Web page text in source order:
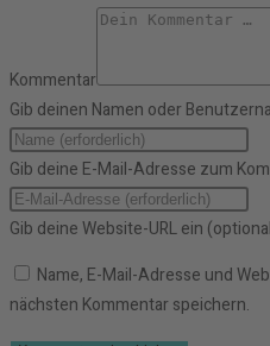
Kommentar
Gib deinen Namen oder
Gib deine E-Mail-Adresse zum
Gib deine Website-URL ein
Name, E-Mail-Adresse und
nächsten Kommentar speichern.